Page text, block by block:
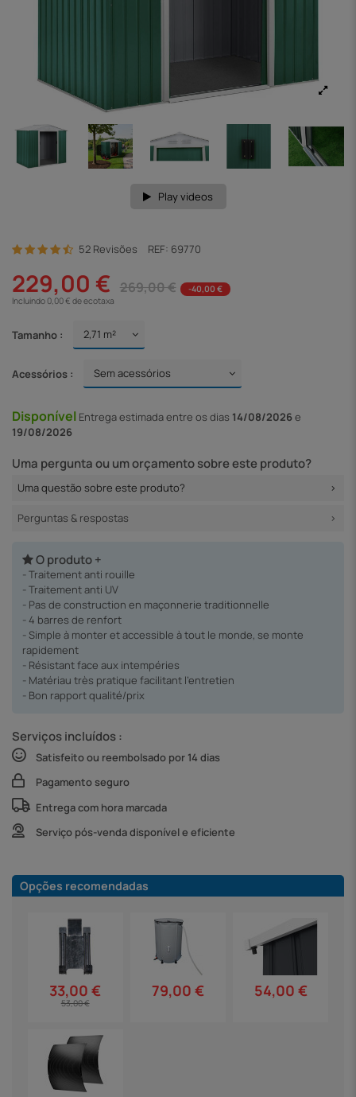
Play videos
52 Revisões REF: 69770
229,00 € 269,00 €
-40,00 €
Incluindo 0,00 € de ecotaxa
Tamanho :
Acessórios :
Disponível Entregaestimada entre os dias 14/08/2026e
19/08/2026
Uma pergunta ou um orçamento sobre este produto?
Uma questão sobre este produto?
Perguntas & respostas
O produto +
- Traitement anti rouille
- Traitement anti UV
- Pas de construction en maçonnerie traditionnelle
- 4 barres de renfort
- Simple à monter et accessible à tout le monde, se monte
rapidement
- Résistant face aux intempéries
- Matériau très pratique facilitant l’entretien
- Bon rapport qualité/prix
Serviços incluídos :
Satisfeito ou reembolsado por 14 dias
Pagamento seguro
Entrega com hora marcada
Serviço pós-venda disponível e eficiente
Opções recomendadas
33,00 €
53,00 €
79,00 € 54,00 €